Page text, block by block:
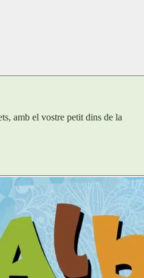
amb el vostre petit dins de la